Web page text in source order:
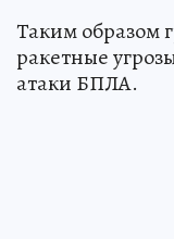
Таким образом
ракетные
атаки БПЛА.